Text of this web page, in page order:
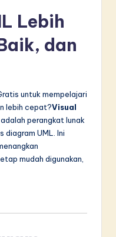
Lebih
dan
untuk mempelajari
lebih cepat?Visual
adalah perangkat lunak
diagram UML. Ini
mudah digunakan,